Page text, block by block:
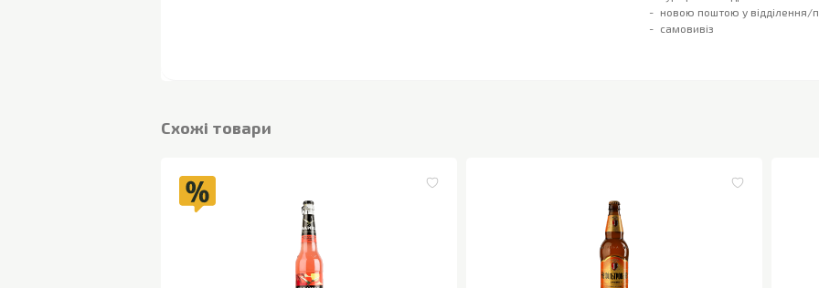
новою поштою у відділення/
самовивіз
Cхожі товари